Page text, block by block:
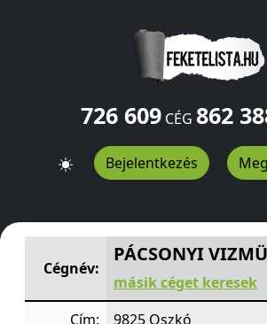
726 609CÉG 862
Bejelentkezés
PÁCSONYI VIZMÜTÁRSULAT Oszkó
Cégnév:
PÁCSONYI
másik céget keresek
Cím:
9825 Oszkó